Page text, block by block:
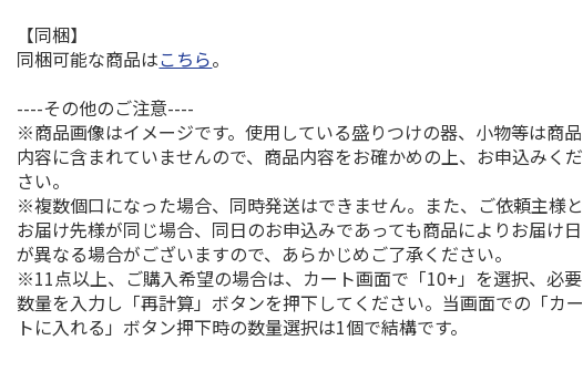
【同梱】
同梱可能な商品はこちら。
----その他のご注意----
※商品画像はイメージです。使用している盛りつけの器、小物等は商品
内容に含まれていませんので、商品内容をお確かめの上、お申込みくだ
さい。
※複数個口になった場合、同時発送はできません。また、ご依頼主様と
お届け先様が同じ場合、同日のお申込みであっても商品によりお届け日
が異なる場合がございますので、あらかじめご了承ください。
※11点以上、ご購入希望の場合は、カート画面で「10+」を選択、必要
数量を入力し「再計算」ボタンを押下してください。当画面での「カー
トに入れる」ボタン押下時の数量選択は1個で結構です。